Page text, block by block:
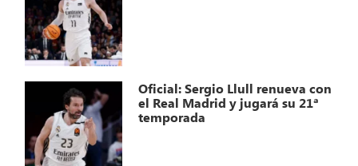
Oficial: Sergio Llull renueva con
el Real Madrid y jugará su 21ª
temporada